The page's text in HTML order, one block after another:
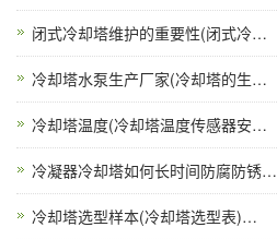
闭式冷却塔维护的重要性(闭式冷…
冷却塔水泵生产厂家(冷却塔的生…
冷却塔温度(冷却塔温度传感器安…
冷凝器冷却塔如何长时间防腐防锈…
冷却塔选型样本(冷却塔选型表)…